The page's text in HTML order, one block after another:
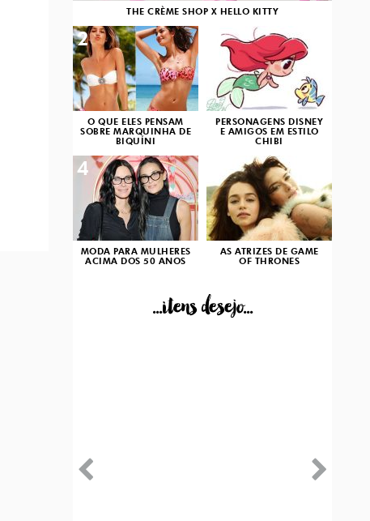
THE CRÈME SHOP X HELLO KITTY
O QUE ELES PENSAM
SOBRE MARQUINHA DE
BIQUÍNI
2
PERSONAGENS DISNEY
E AMIGOS EM ESTILO
CHIBI
3
MODA PARA MULHERES
ACIMA DOS 50 ANOS
4
AS ATRIZES DE GAME
OF THRONES
...itens desejo...